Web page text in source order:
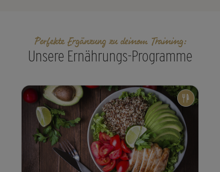
Perfekte Ergänzung zu deinem Training:
Unsere Ernährungs-Programme